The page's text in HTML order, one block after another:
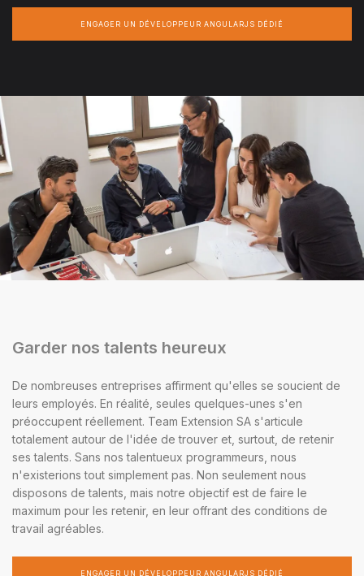
ENGAGER UN DÉVELOPPEUR ANGULARJS DÉDIÉ
Garder nos talents heureux
De nombreuses entreprises affirment qu'elles se soucient de
leurs employés. En réalité, seules quelques-unes s'en
préoccupent réellement. Team Extension SA s'articule
totalement autour de l'idée de trouver et, surtout, de retenir
ses talents. Sans nos talentueux programmeurs, nous
n'existerions tout simplement pas. Non seulement nous
disposons de talents, mais notre objectif est de faire le
maximum pour les retenir, en leur offrant des conditions de
travail agréables.
ENGAGER UN DÉVELOPPEUR ANGULARJS DÉDIÉ